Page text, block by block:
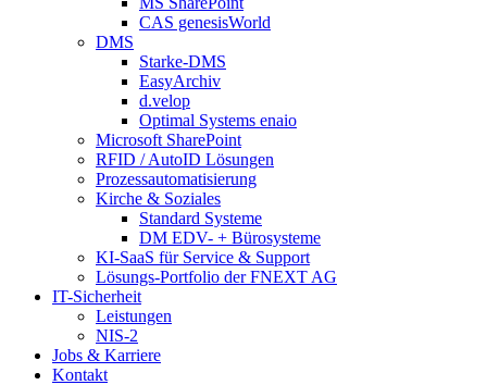
CAS genesisWorld
DMS
Starke-DMS
EasyArchiv
d.velop
Optimal Systems enaio
Microsoft SharePoint
RFID / AutoID Lösungen
Prozessautomatisierung
Kirche & Soziales
Standard Systeme
DM EDV- + Bürosysteme
KI-SaaS für Service & Support
Lösungs-Portfolio der FNEXT AG
IT-Sicherheit
Leistungen
NIS-2
Jobs & Karriere
Kontakt